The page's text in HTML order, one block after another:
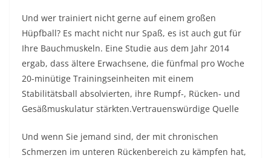
Und wer trainiert nicht gerne auf einem großen
Hüpfball? Es macht nicht nur Spaß, es ist auch gut für
Ihre Bauchmuskeln. Eine Studie aus dem Jahr 2014
ergab, dass ältere Erwachsene, die fünfmal pro Woche
20-minütige Trainingseinheiten mit einem
Stabilitätsball absolvierten, ihre Rumpf-, Rücken- und
Gesäßmuskulatur stärkten.Vertrauenswürdige Quelle
Und wenn Sie jemand sind, der mit chronischen
Schmerzen im unteren Rückenbereich zu kämpfen hat,